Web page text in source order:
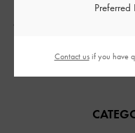
Borsa a secchiello conPreferred
Contact usif you have